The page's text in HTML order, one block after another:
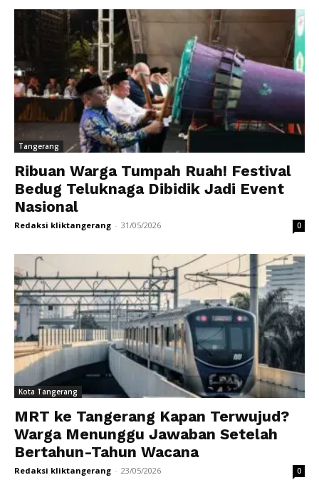
Tangerang
Ribuan Warga Tumpah Ruah! Festival
Bedug Teluknaga Dibidik Jadi Event
Nasional
Redaksi kliktangerang - 31/05/2026 0
Kota Tangerang
MRT ke Tangerang Kapan Terwujud?
Warga Menunggu Jawaban Setelah
Bertahun-Tahun Wacana
Redaksi kliktangerang - 23/05/2026 0